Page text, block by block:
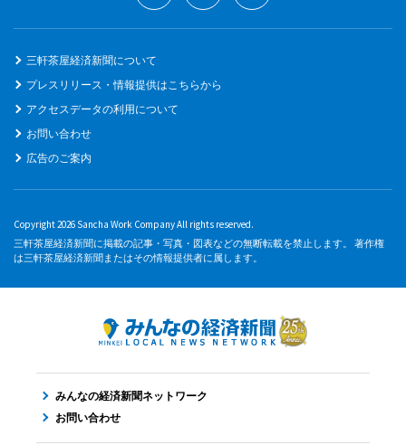
三軒茶屋経済新聞について
プレスリリース・情報提供はこちらから
アクセスデータの利用について
お問い合わせ
広告のご案内
Copyright 2026 Sancha Work Company All rights reserved.
三軒茶屋経済新聞に掲載の記事・写真・図表などの無断転載を禁止します。 著作権
は三軒茶屋経済新聞またはその情報提供者に属します。
みんなの経済新聞ネットワーク
お問い合わせ